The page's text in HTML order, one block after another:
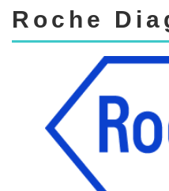
Roche